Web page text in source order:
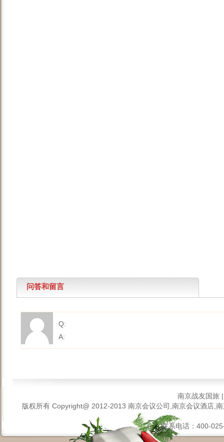
问答和留言
Q:
A:
南京战友国旅
版权所有 Copyright@ 2012-2013 南京会议公司,南京会议酒店,
联系电话：400-